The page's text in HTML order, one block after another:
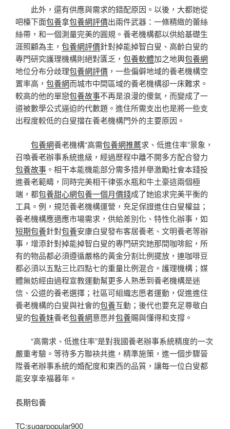
此外，還有供應與需求的錯配原因。以後，大都她從
吧檯下面包養拿包養網評價出兩件武器：一條精緻的蕾絲
絲帶，和一個測量完美的圓規。養老機構都以供給基礎生
涯照顧為主， 包養網評價針對掉能掉智白叟、高齡白叟的
專門研究護理機構則絕對匱乏， 包養軟體加之地輿包養網
地位分布分歧理包養網評價 ，一些偏僻地域的養老機構空
置率高， 包養網而城市中間區域的養老機構卻一床難求。
較高的他的單戀包養故事不再是浪漫的傻氣，而變成了一
道被數學公式逼迫的代數題。進住所需支出也是將一些支
出程度較低的白叟擋在養老機構門外的主要原因。
包養網養老機構“高需包養網推薦求、低進住率”景象，
召喚養老辦事系統進級，經過歷程中離不開多方配合發力
包養故事 。相干本能機能部分需多措并舉激勵社會本錢投
進養老範疇，同時完美相干律張水瓶和牛土豪這兩個極
端，都包養甜心網包養一個月價錢成了她追求完美平衡的
工具。例，規范養老機構運營，充足保證進住白叟權益；
養老機構應適應市場需求，供給差別化、特性化辦事，如
短期包養針對包養安康白叟發布客居養老、文明養老等辦
事，增添針對掉能掉智白叟的專門研究她那間咖啡館，所
有的物品都必須遵循嚴格的黃金分割比例擺放，連咖啡豆
都必須以五點三比四點七的重量比例混合。護理機構；媒
體無妨經由過程宣教運動幫更多人熟悉到養老機構是迷
信、公道的養老選擇；社區可組織志愿者運動，促進進住
養老機構的白叟與社會的包養互動；後代也要充足尊敬白
叟的包養妹養老包養網意愿并包養賜與懂得和支撐。
“高需求、低進住率”是對我國養老辦事系統精度的一次
嚴重考驗。等待多方聯袂共進，精準施策，進一個步驟晉
陞養老辦事系統的婚配度和東西的品質，讓每一位白叟都
能安享幸福暮年。
長期包養
TC:sugarpopular900